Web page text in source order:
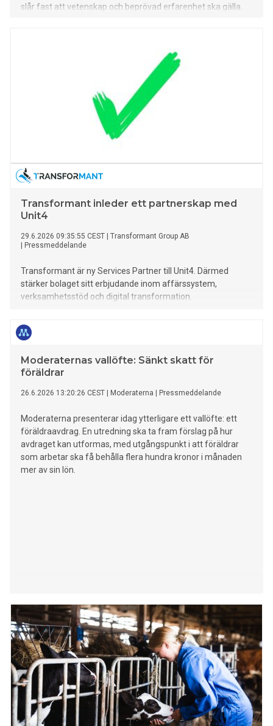
slår fast att vetenskap och beprövad erfarenhet ska gälla.
Transformant inleder ett partnerskap med
Unit4
29.6.2026 09:35:55 CEST
Transformant Group AB
Pressmeddelande
Transformant är ny Services Partner till Unit4. Därmed
stärker bolaget sitt erbjudande inom affärssystem,
verksamhetsstöd och digital transformation.
Moderaternas vallöfte: Sänkt skatt för
föräldrar
26.6.2026 13:20:26 CEST Moderaterna Pressmeddelande
Moderaterna presenterar idag ytterligare ett vallöfte: ett
föräldraavdrag. En utredning ska ta fram förslag på hur
avdraget kan utformas, med utgångspunkt i att föräldrar
som arbetar ska få behålla flera hundra kronor i månaden
mer av sin lön.